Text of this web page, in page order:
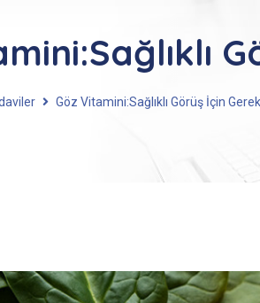
Göz Vitamini:Sağlıklı Görüş İçin